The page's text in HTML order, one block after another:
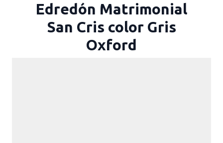
Edredón Matrimonial
San Cris color Gris
Oxford